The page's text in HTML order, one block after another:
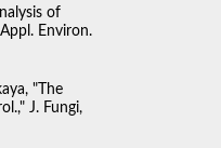
of
Environ.
"The
J. Fungi,